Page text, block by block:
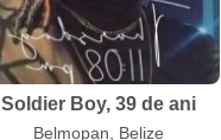
Soldier Boy, 39 de ani
Belmopan, Belize